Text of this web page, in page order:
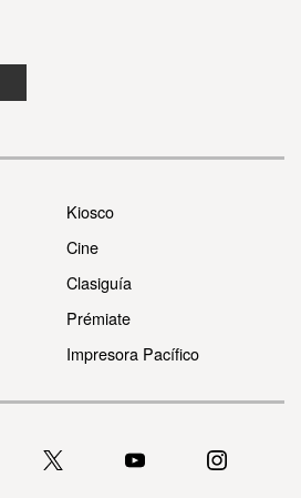
Kiosco
Cine
Clasiguía
Prémiate
Impresora Pacífico